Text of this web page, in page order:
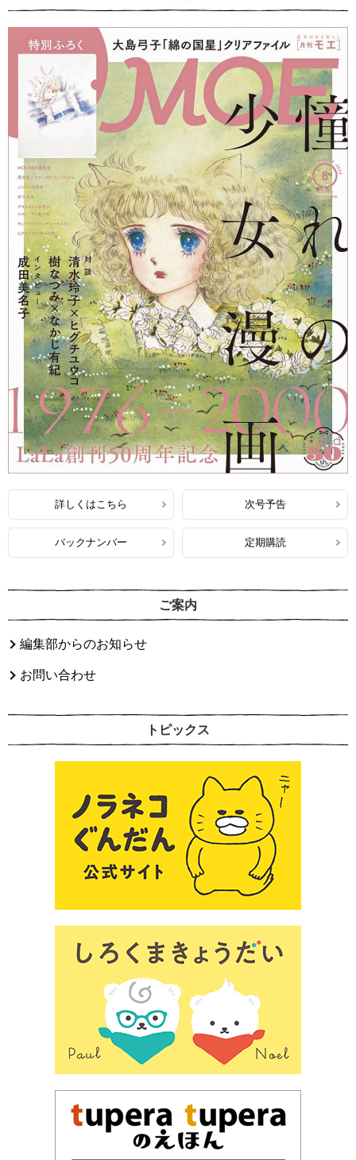
詳しくはこちら 次号予告
バックナンバー 定期購読
ご案内
編集部からのお知らせ
お問い合わせ
トピックス